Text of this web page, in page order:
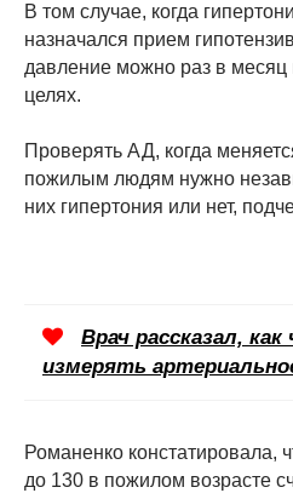
В том случае, когда
назначался прием
давление можно раз в месяц
целях.
Проверять АД, когда
пожилым людям нужно
них гипертония или нет,
Врач рассказал,
измерять
Романенко констатировала,
до 130 в пожилом возрасте